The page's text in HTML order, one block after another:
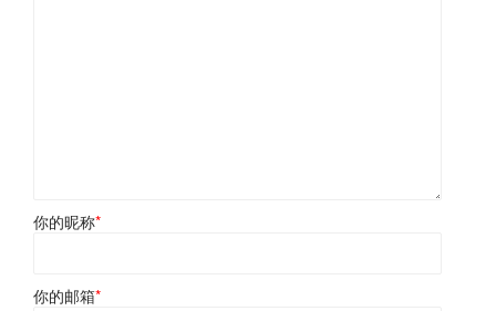
你的昵称*
你的邮箱*